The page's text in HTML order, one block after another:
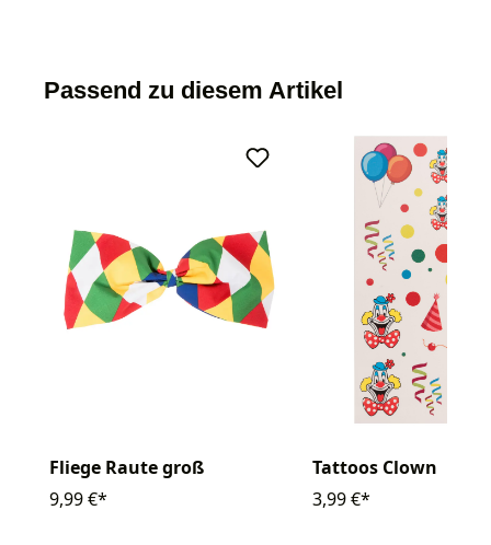
Passend zu diesem Artikel
Fliege Raute groß
9,99 €*
Tattoos Clown
3,99 €*